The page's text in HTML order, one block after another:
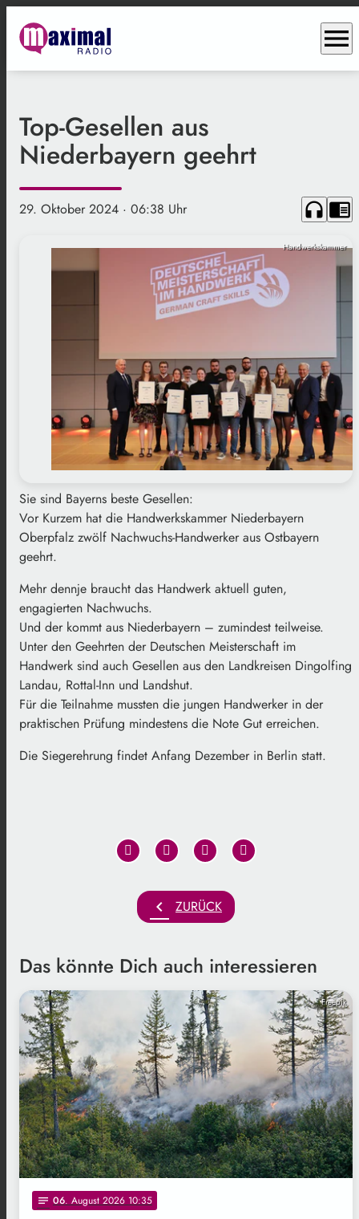
menu
Top-Gesellen aus
Niederbayern geehrt
29. Oktober 2024 · 06:38 Uhr headphones chrome_reader_mode
Handwerkskammer
Sie sind Bayerns beste Gesellen:
Vor Kurzem hat die Handwerkskammer Niederbayern
Oberpfalz zwölf Nachwuchs-Handwerker aus Ostbayern
geehrt.
Mehr dennje braucht das Handwerk aktuell guten,
engagierten Nachwuchs.
Und der kommt aus Niederbayern – zumindest teilweise.
Unter den Geehrten der Deutschen Meisterschaft im
Handwerk sind auch Gesellen aus den Landkreisen Dingolfing
Landau, Rottal-Inn und Landshut.
Für die Teilnahme mussten die jungen Handwerker in der
praktischen Prüfung mindestens die Note Gut erreichen.
Die Siegerehrung findet Anfang Dezember in Berlin statt.
chevron_left ZURÜCK
Das könnte Dich auch interessieren
Freepik
notes 06. August 2026 10:35